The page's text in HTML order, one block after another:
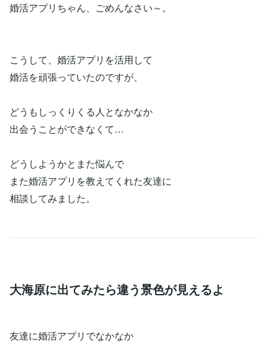
婚活アプリちゃん、ごめんなさい～。
こうして、婚活アプリを活用して
婚活を頑張っていたのですが、
どうもしっくりくる人となかなか
出会うことができなくて…
どうしようかとまた悩んで
また婚活アプリを教えてくれた友達に
相談してみました。
大海原に出てみたら違う景色が見えるよ
友達に婚活アプリでなかなか